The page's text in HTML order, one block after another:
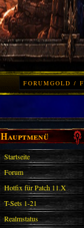
FORUMGOLD /
Hauptmenü
Startseite
Forum
Hotfix für Patch 11.X
T-Sets 1-21
Realmstatus